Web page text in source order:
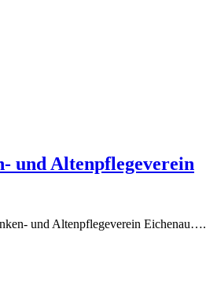
und Altenpflegeverein
und Altenpflegeverein Eichenau….